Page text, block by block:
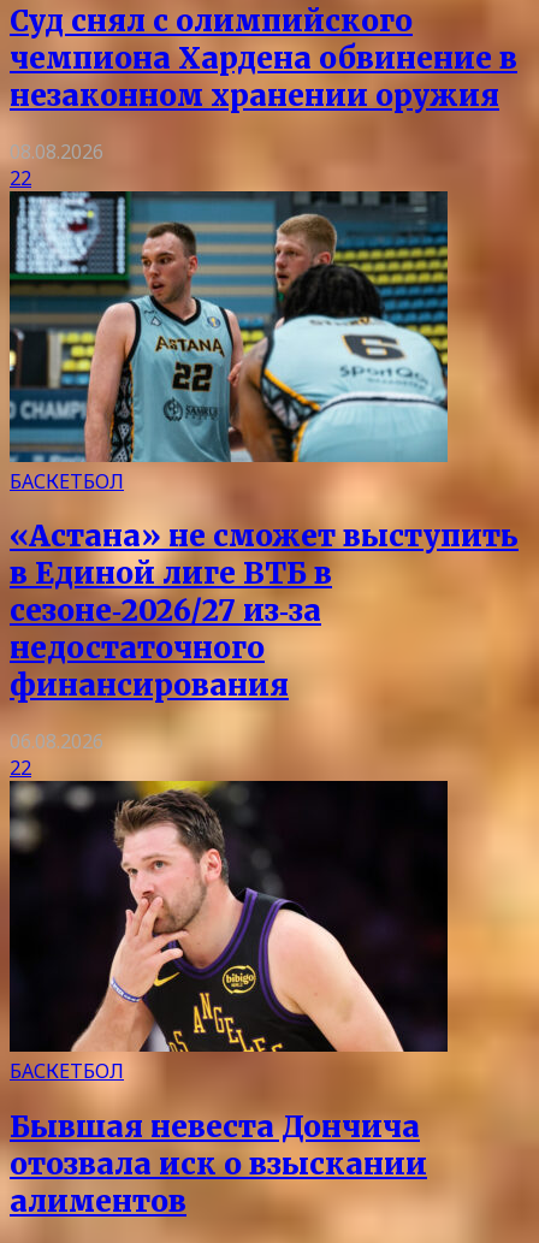
Суд снял с олимпийского
чемпиона Хардена обвинение в
незаконном хранении оружия
08.08.2026
22
БАСКЕТБОЛ
«Астана» не сможет выступить
в Единой лиге ВТБ в
сезоне‑2026/27 из‑за
недостаточного
финансирования
06.08.2026
22
БАСКЕТБОЛ
Бывшая невеста Дончича
отозвала иск о взыскании
алиментов